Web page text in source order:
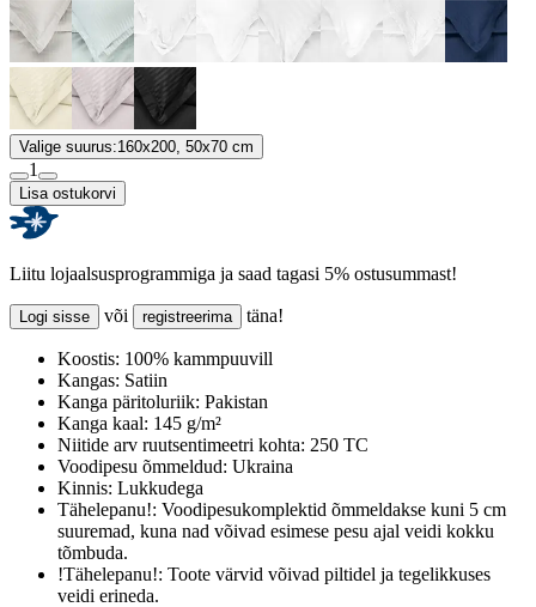
Valige suurus:160x200, 50x70 cm
1
Lisa ostukorvi
Liitu lojaalsusprogrammiga ja saad tagasi 5% ostusummast!
Logi sisse või registreerima täna!
Koostis: 100% kammpuuvill
Kangas: Satiin
Kanga päritoluriik: Pakistan
Kanga kaal: 145 g/m²
Niitide arv ruutsentimeetri kohta: 250 TC
Voodipesu õmmeldud: Ukraina
Kinnis: Lukkudega
Tähelepanu!: Voodipesukomplektid õmmeldakse kuni 5 cm
suuremad, kuna nad võivad esimese pesu ajal veidi kokku
tõmbuda.
!Tähelepanu!: Toote värvid võivad piltidel ja tegelikkuses
veidi erineda.